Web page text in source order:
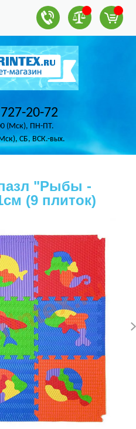
20-72
(Мск), ПН-ПТ.
СБ, ВСК.-вых.
"Рыбы -
(9 плиток)